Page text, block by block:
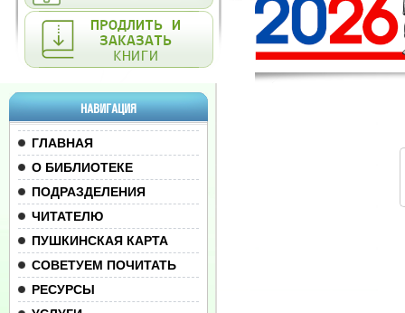
НАВИГАЦИЯ
ГЛАВНАЯ
О БИБЛИОТЕКЕ
ПОДРАЗДЕЛЕНИЯ
ЧИТАТЕЛЮ
ПУШКИНСКАЯ КАРТА
СОВЕТУЕМ ПОЧИТАТЬ
РЕСУРСЫ